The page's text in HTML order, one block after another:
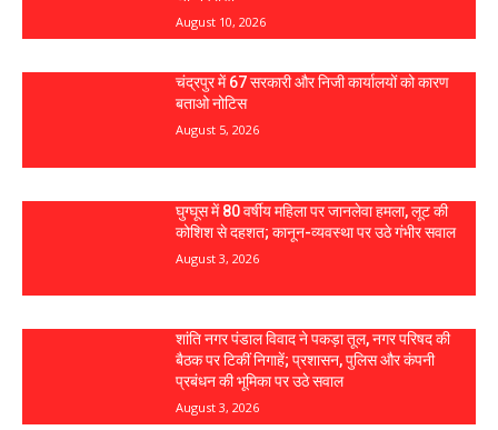
August 10, 2026
चंद्रपुर में 67 सरकारी और निजी कार्यालयों को कारण
बताओ नोटिस
August 5, 2026
घुग्घूस में 80 वर्षीय महिला पर जानलेवा हमला, लूट की
कोशिश से दहशत; कानून-व्यवस्था पर उठे गंभीर सवाल
August 3, 2026
शांति नगर पंडाल विवाद ने पकड़ा तूल, नगर परिषद की
बैठक पर टिकीं निगाहें; प्रशासन, पुलिस और कंपनी
प्रबंधन की भूमिका पर उठे सवाल
August 3, 2026